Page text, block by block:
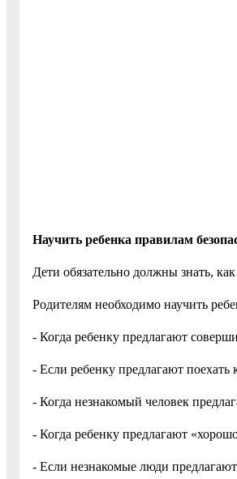
Научить ребенка правилам
Дети обязательно должны знать,
Родителям необходимо научить
- Когда ребенку предлагают
- Если ребенку предлагают
- Когда незнакомый человек
- Когда ребенку предлагают
- Если незнакомые люди